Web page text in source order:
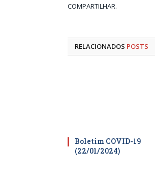
COMPARTILHAR.
RELACIONADOS POSTS
Boletim COVID-19
(22/01/2024)